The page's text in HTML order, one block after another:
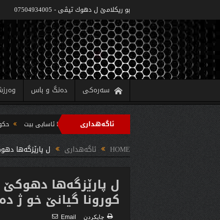
بو ريكلامێ ل دهوك تیڤی - 07504934005
سەرەکی دەنگ و باس
ئاگەهداری وه‌زاره‌تا په‌روه‌ردێ: ده‌واما سالا خواندنێ 2022/2021 دێ یا ئاسایى بیت
حکومەتا هەرێما کوردستانێ 6
ب سه‌رپه‌رشتیا مه‌سرور بارزانى جڤاتا وه‌زیران كومبوو و چه‌ندین بریار ده‌رئێخستن
HOME ئاگەهداری ل پارێزگه‌ها دهوكێ 4 كه‌سێن دى ب ڤایروسێ كورونا
كورونا گیانێ خو ژ
چاپكردن Email